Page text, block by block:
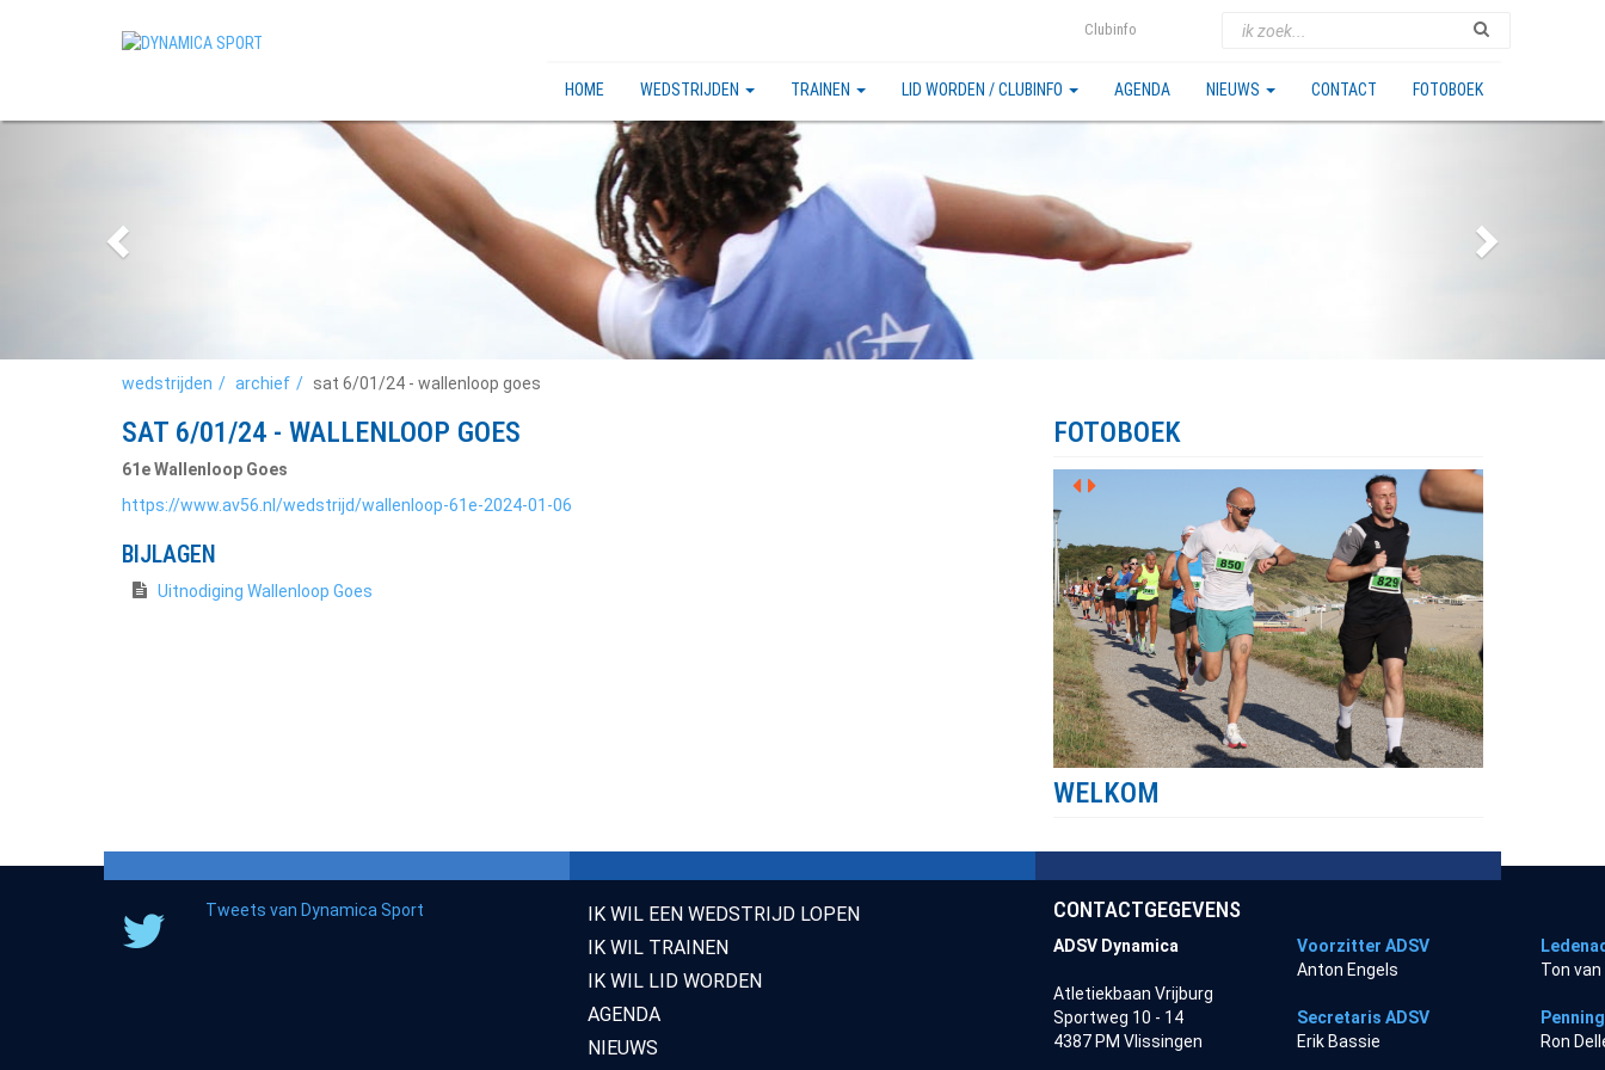
Clubinfo
HOME WEDSTRIJDEN TRAINEN LID WORDEN / CLUBINFO AGENDA NIEUWS CONTACT FOTOBOEK
wedstrijden archief sat 6/01/24 - wallenloop goes
SAT 6/01/24 - WALLENLOOP GOES
61e Wallenloop Goes
https://www.av56.nl/wedstrijd/wallenloop-61e-2024-01-06
BIJLAGEN
Uitnodiging Wallenloop Goes
FOTOBOEK
WELKOM
Tweets van Dynamica Sport
IK WIL EEN WEDSTRIJD LOPEN
IK WIL TRAINEN
IK WIL LID WORDEN
AGENDA
NIEUWS
CONTACTGEGEVENS
ADSV Dynamica Voorzitter ADSV
Anton Engels
Ton
Atletiekbaan Vrijburg
Sportweg 10 - 14
Secretaris ADSV
4387 PM Vlissingen
Erik Bassie Ron